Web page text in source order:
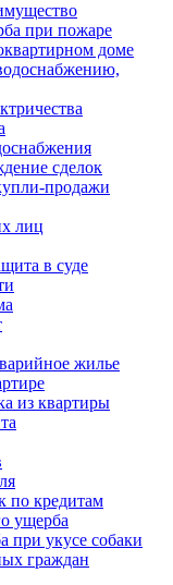
при пожаре
доме
сделок
продажи
лиц
в суде
жилье
из квартиры
по кредитам
ущерба
при укусе собаки
граждан